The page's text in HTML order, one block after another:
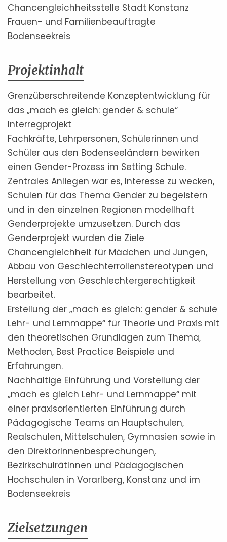
Chancengleichheitsstelle Stadt Konstanz
Frauen- und Familienbeauftragte
Bodenseekreis
Projektinhalt
Grenzüberschreitende Konzeptentwicklung für
das „mach es gleich: gender & schule“
Interregprojekt
Fachkräfte, Lehrpersonen, Schülerinnen und
Schüler aus den Bodenseeländern bewirken
einen Gender-Prozess im Setting Schule.
Zentrales Anliegen war es, Interesse zu wecken,
Schulen für das Thema Gender zu begeistern
und in den einzelnen Regionen modellhaft
Genderprojekte umzusetzen. Durch das
Genderprojekt wurden die Ziele
Chancengleichheit für Mädchen und Jungen,
Abbau von Geschlechterrollenstereotypen und
Herstellung von Geschlechtergerechtigkeit
bearbeitet.
Erstellung der „mach es gleich: gender & schule
Lehr- und Lernmappe“ für Theorie und Praxis mit
den theoretischen Grundlagen zum Thema,
Methoden, Best Practice Beispiele und
Erfahrungen.
Nachhaltige Einführung und Vorstellung der
„mach es gleich Lehr- und Lernmappe“ mit
einer praxisorientierten Einführung durch
Pädagogische Teams an Hauptschulen,
Realschulen, Mittelschulen, Gymnasien sowie in
den DirektorInnenbesprechungen,
BezirkschulrätInnen und Pädagogischen
Hochschulen in Vorarlberg, Konstanz und im
Bodenseekreis
Zielsetzungen